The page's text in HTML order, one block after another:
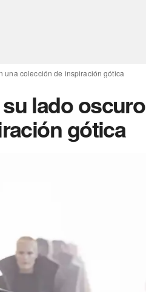
una colección de inspiración gótica
lado oscuro
gótica